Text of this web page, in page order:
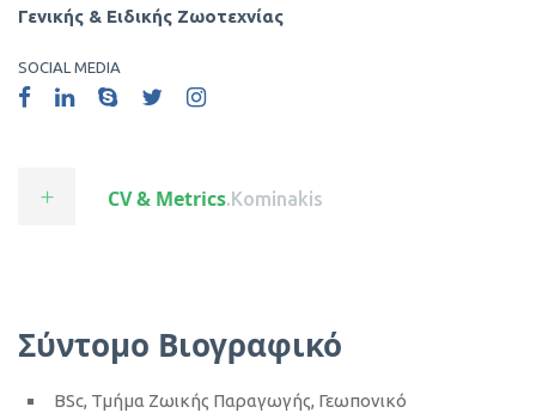
Γενικής & Ειδικής Ζωοτεχνίας
SOCIAL MEDIA
CV & Metrics.kominakis
Σύντομο Βιογραφικό
BSc, Τμήμα Ζωικής Παραγωγής, Γεωπονικό